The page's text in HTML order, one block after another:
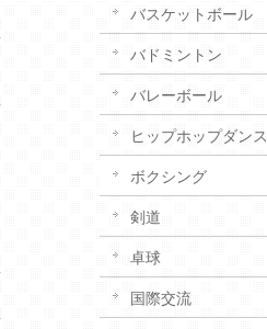
バスケットボール
バドミントン
バレーボール
ヒップホップダンス
ボクシング
剣道
卓球
国際交流